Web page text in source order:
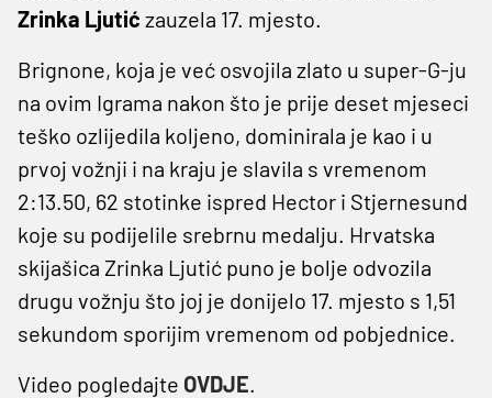
Zrinka Ljutić zauzela 17. mjesto.
Brignone, koja je već osvojila zlato u super-G-ju
na ovim Igrama nakon što je prije deset mjeseci
teško ozlijedila koljeno, dominirala je kao i u
prvoj vožnji i na kraju je slavila s vremenom
2:13.50, 62 stotinke ispred Hector i Stjernesund
koje su podijelile srebrnu medalju. Hrvatska
skijašica Zrinka Ljutić puno je bolje odvozila
drugu vožnju što joj je donijelo 17. mjesto s 1,51
sekundom sporijim vremenom od pobjednice.
Video pogledajte OVDJE.